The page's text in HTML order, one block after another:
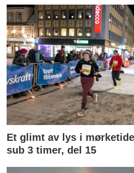
Et glimt av lys i
sub 3 timer, del 15